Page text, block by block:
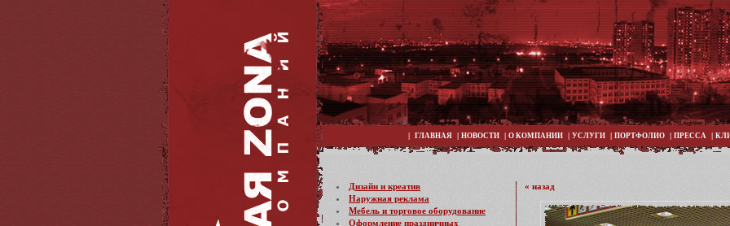
| ГЛАВНАЯ | НОВОСТИ | О КОМПАНИИ | УСЛУГИ | ПОРТФОЛИО | ПРЕССА |
Дизайн и креатив
Наружная реклама
Мебель и торговое оборудование
Оформление праздничных
« назад